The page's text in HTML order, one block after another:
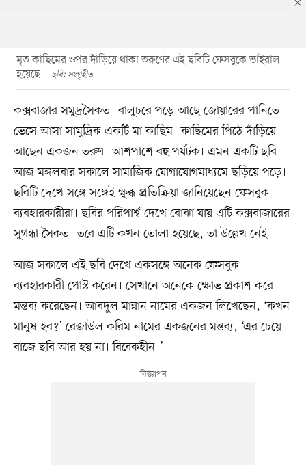
মৃত কাছিমের ওপর দাঁড়িয়ে থাকা তরুণের এই ছবিটি ফেসবুকে ভাইরাল
হয়েছে
ছবি: সংগৃহীত
কক্সবাজার সমুদ্রসৈকত। বালুচরে পড়ে আছে জোয়ারের পানিতে
ভেসে আসা সামুদ্রিক একটি মা কাছিম। কাছিমের পিঠে দাঁড়িয়ে
আছেন একজন তরুণ। আশপাশে বহু পর্যটক। এমন একটি ছবি
আজ মঙ্গলবার সকালে সামাজিক যোগাযোগমাধ্যমে ছড়িয়ে পড়ে।
ছবিটি দেখে সঙ্গে সঙ্গেই ক্ষুব্ধ প্রতিক্রিয়া জানিয়েছেন ফেসবুক
ব্যবহারকারীরা। ছবির পরিপার্শ্ব দেখে বোঝা যায় এটি কক্সবাজারের
সুগন্ধা সৈকত। তবে এটি কখন তোলা হয়েছে, তা উল্লেখ নেই।
আজ সকালে এই ছবি দেখে একসঙ্গে অনেক ফেসবুক
ব্যবহারকারী পোস্ট করেন। সেখানে অনেকে ক্ষোভ প্রকাশ করে
মন্তব্য করেছেন। আবদুল মান্নান নামের একজন লিখেছেন, ‘কখন
মানুষ হব?’ রেজাউল করিম নামের একজনের মন্তব্য, ‘এর চেয়ে
বাজে ছবি আর হয় না। বিবেকহীন।’